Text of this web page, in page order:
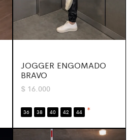
JOGGER ENGOMADO
BRAVO
$ 16.000
36 38 40 42 44 *